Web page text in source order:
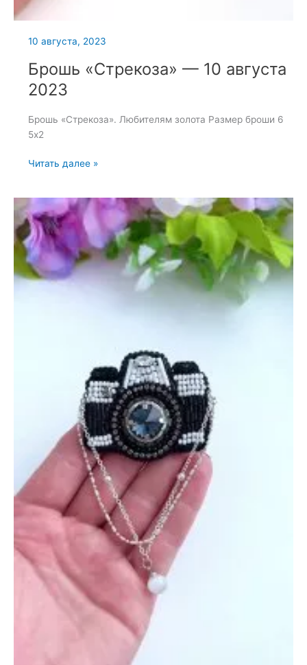
10 августа, 2023
Брошь «Стрекоза» — 10 августа
2023
Брошь «Стрекоза». Любителям золота Размер броши 6
5х2
Брошь
10
августа
2023
Читать далее »